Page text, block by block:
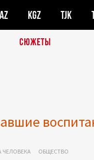
KGZ TJK
СЮЖЕТЫ
ЧЕЛОВЕКА ОБЩЕСТВО